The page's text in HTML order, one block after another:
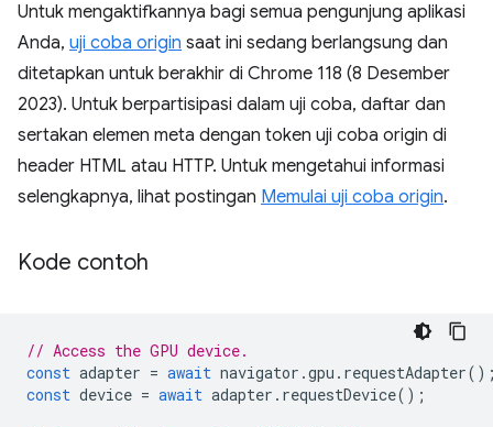
Untuk mengaktifkannya bagi semua pengunjung aplikasi
Anda, uji coba origin saat ini sedang berlangsung dan
ditetapkan untuk berakhir di Chrome 118 (8 Desember
2023). Untuk berpartisipasi dalam uji coba, daftar dan
sertakan elemen meta dengan token uji coba origin di
header HTML atau HTTP. Untuk mengetahui informasi
selengkapnya, lihat postingan Memulai uji coba origin.
Kode contoh
// Access the GPU device.
const adapter = await navigator .gpu . requestAdapter
const device = await adapter . requestDevice();